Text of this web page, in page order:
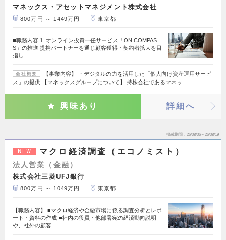
マネックス・アセットマネジメント株式会社
800万円 ～ 1449万円 東京都
■職務内容 1. オンライン投資一任サービス「ON COMPAS
S」の推進 提携パートナーを通じ顧客獲得・契約者拡大を目
指し…
会社概要
【事業内容】 ・デジタルの力を活用した「個人向け資産運用サービ
ス」の提供 【マネックスグループについて】 持株会社であるマネッ…
興味あり 詳細へ
掲載期間 26/08/06～26/08/19
NEW マクロ経済調査（エコノミスト）
法人営業（金融）
株式会社三菱UFJ銀行
800万円 ～ 1049万円 東京都
【職務内容】 ■マクロ経済や金融市場に係る調査分析とレポ
ート・資料の作成 ■社内の役員・他部署宛の経済動向説明
や、社外の顧客…